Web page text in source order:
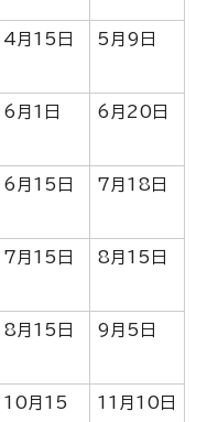
4月15日 5月9日
6月1日 6月20日
6月15日 7月18日
7月15日 8月15日
8月15日 9月5日
10月15
11月10日